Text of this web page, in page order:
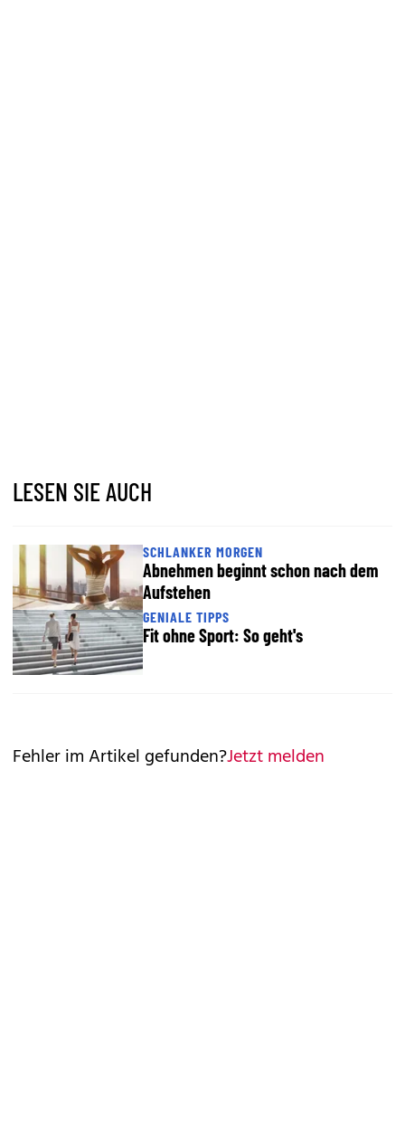
LESEN SIE AUCH
SCHLANKER MORGEN
Abnehmen beginnt schon nach dem
Aufstehen
GENIALE TIPPS
Fit ohne Sport: So geht's
Fehler im Artikel gefunden?Jetzt melden